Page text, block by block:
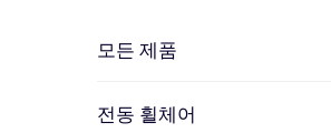
모든 제품
전동 휠체어